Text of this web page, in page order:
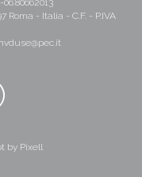
Roma - Italia - C.F. - P.IVA
by Pixell